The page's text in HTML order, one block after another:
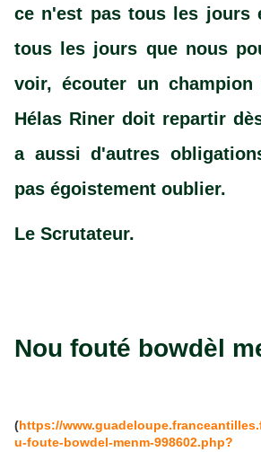
ce n'est pas tous les jours
tous les jours que nous
voir, écouter un
Hélas Riner doit repartir
a aussi d'autres
pas égoistement oublier.
Le Scrutateur.
Nou fouté bowdèl
(https://
u-foute-bowdel-menm-998602.php?